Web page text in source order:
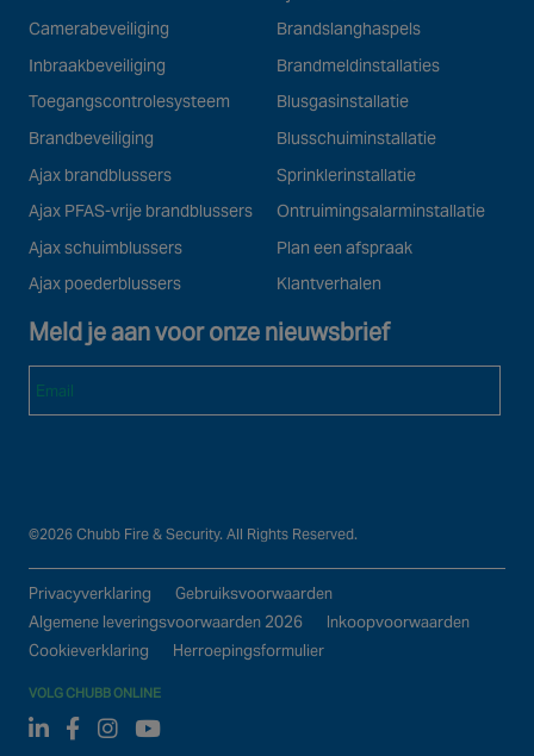
Camerabeveiliging
Inbraakbeveiliging
Toegangscontrolesysteem
Brandbeveiliging
Ajax brandblussers
Ajax PFAS-vrije brandblussers
Ajax schuimblussers
Ajax poederblussers
Brandslanghaspels
Brandmeldinstallaties
Blusgasinstallatie
Blusschuiminstallatie
Sprinklerinstallatie
Ontruimingsalarminstallatie
Plan een afspraak
Klantverhalen
Meld je aan voor onze nieuwsbrief
©2026 Chubb Fire & Security. All Rights Reserved.
Privacyverklaring
Gebruiksvoorwaarden
Algemene leveringsvoorwaarden 2026
Inkoopvoorwaarden
Cookieverklaring
Herroepingsformulier
VOLG CHUBB ONLINE
Linked In
FacebookInstagram